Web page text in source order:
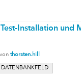
Installation und
von thorsten.hill
DATENBANKFELD